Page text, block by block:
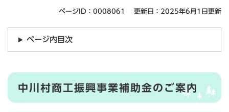
ページID：0008061 更新日：2025年6月1日更新
ページ内目次
中川村商工振興事業補助金のご案内